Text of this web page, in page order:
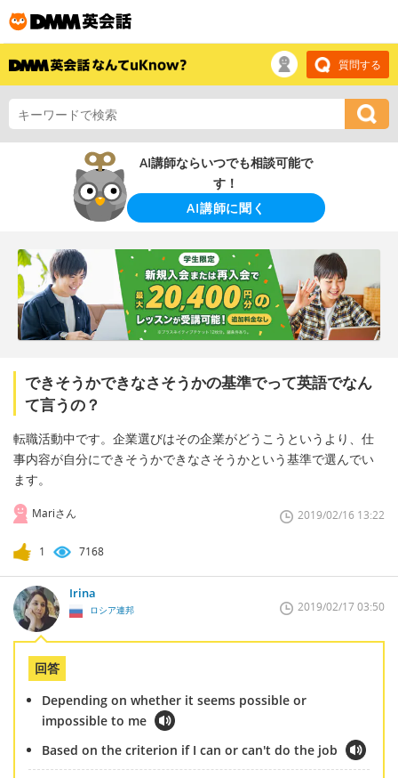
質問する
AI講師ならいつでも相談可能で
す！
AI講師に聞く
できそうかできなさそうかの基準でって英語でなん
て言うの？
転職活動中です。企業選びはその企業がどうこうというより、仕
事内容が自分にできそうかできなさそうかという基準で選んでい
ます。
Mariさん 2019/02/16 13:22
1 7168
Irina
ロシア連邦 2019/02/17 03:50
回答
Depending on whether it seems possible or
impossible to me
Based on the criterion if I can or can't do the job